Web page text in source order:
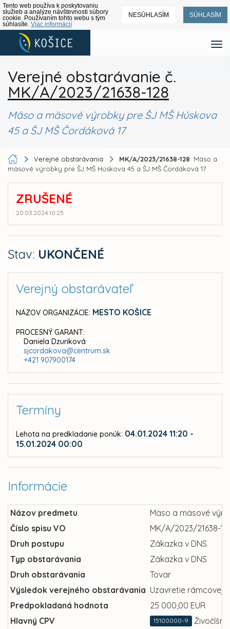
Tento web používa k poskytovaniu
služieb a analýze návštevnosti súbory
cookie. Používaním tohto webu s tým
súhlasíte. Viac informácií
NESÚHLASÍM SÚHLASÍM
Verejné obstarávanie č.
MK/A/2023/21638-128
Mäso a mäsové výrobky pre ŠJ MŠ Húskova
45 a ŠJ MŠ Čordáková 17
Verejné obstarávania MK/A/2023/21638-128: Mäso a
mäsové výrobky pre ŠJ MŠ Húskova 45 a ŠJ MŠ Čordáková 17
ZRUŠENÉ
20.03.2024 10:25
Stav: UKONČENÉ
Verejný obstarávateľ
NÁZOV ORGANIZÁCIE: MESTO KOŠICE
PROCESNÝ GARANT:
Daniela Dzuriková
sjcordakova@centrum.sk
+421 907900174
Termíny
Lehota na predkladanie ponúk: 04.01.2024 11:20 -
15.01.2024 00:00
Informácie
Názov predmetu
Mäso a mäsové
Číslo spisu VO
MK/A/2023/21638-
Druh postupu
Zákazka v DNS
Typ obstarávania
Zákazka v DNS
Druh obstarávania
Tovar
Výsledok verejného obstarávania Uzavretie rámcovej
Predpokladaná hodnota
25 000,00 EUR
Hlavný CPV
15100000-9